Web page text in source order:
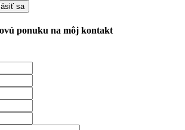
sa
ponuku na môj kontakt